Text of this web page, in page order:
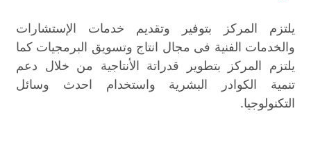
يلتزم المركز بتوفير وتقديم خدمات الإستشارات
والخدمات الفنية فى مجال انتاج وتسويق البرمجيات كما
يلتزم المركز بتطوير قدراتة الأنتاجية من خلال دعم
تنمية الكوادر البشرية واستخدام احدث وسائل
التكنولوجيا.